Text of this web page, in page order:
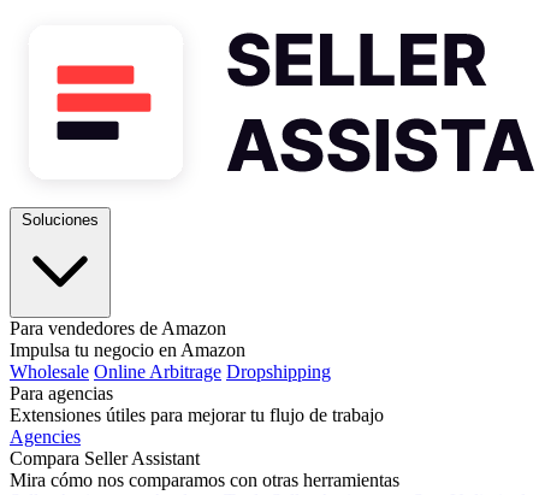
Para vendedores de Amazon
Impulsa tu negocio en Amazon
Wholesale Online Arbitrage Dropshipping
Para agencias
Extensiones útiles para mejorar tu flujo de trabajo
Agencies
Compara Seller Assistant
Mira cómo nos comparamos con otras herramientas